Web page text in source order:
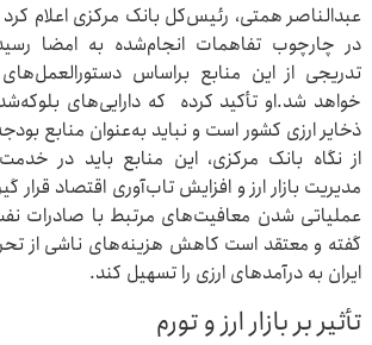
عبدالناصر همتی، رئیس‌کل بانک مرکزی‌ اعلام
در چارچوب تفاهمات انجام‌شده به امضا
تدریجی از این منابع براساس
خواهد شد.‌او تأکید کرده ‌ که دارایی‌های
ذخایر ارزی کشور است و نباید به‌عنوان منابع
از نگاه بانک مرکزی، این منابع باید در
مدیریت بازار ارز و افزایش تاب‌آوری اقتصاد
عملیاتی شدن معافیت‌های مرتبط با صادرات
گفته و معتقد است کاهش هزینه‌های ناشی از
ایران به درآمدهای ارزی را تسهیل کند.
تأثیر بر بازار ارز و تورم